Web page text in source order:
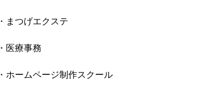
・まつげエクステ
・医療事務
・ホームページ制作スクール